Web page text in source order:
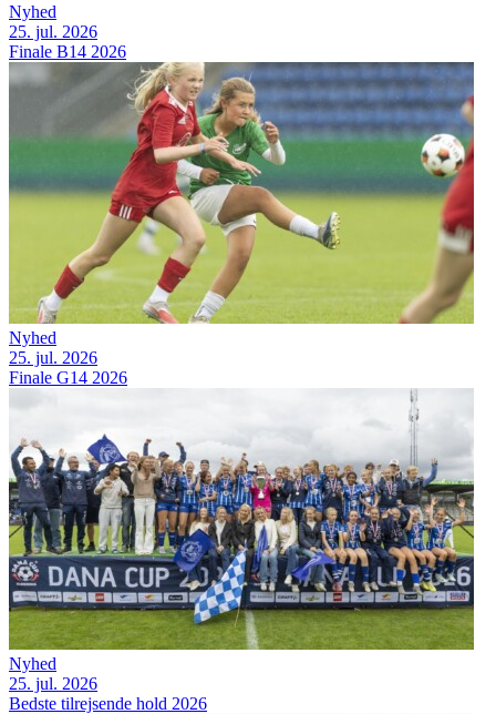
Nyhed
25. jul. 2026
Finale B14 2026
Nyhed
25. jul. 2026
Finale G14 2026
Nyhed
25. jul. 2026
Bedste tilrejsende hold 2026